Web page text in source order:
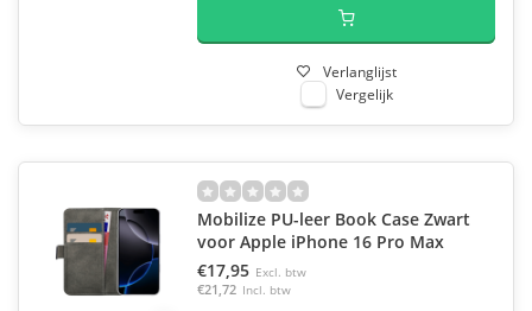
Verlanglijst
Vergelijk
Mobilize PU-leer Book Case Zwart
voor Apple iPhone 16 Pro Max
€17,95 Excl. btw
€21,72 Incl. btw